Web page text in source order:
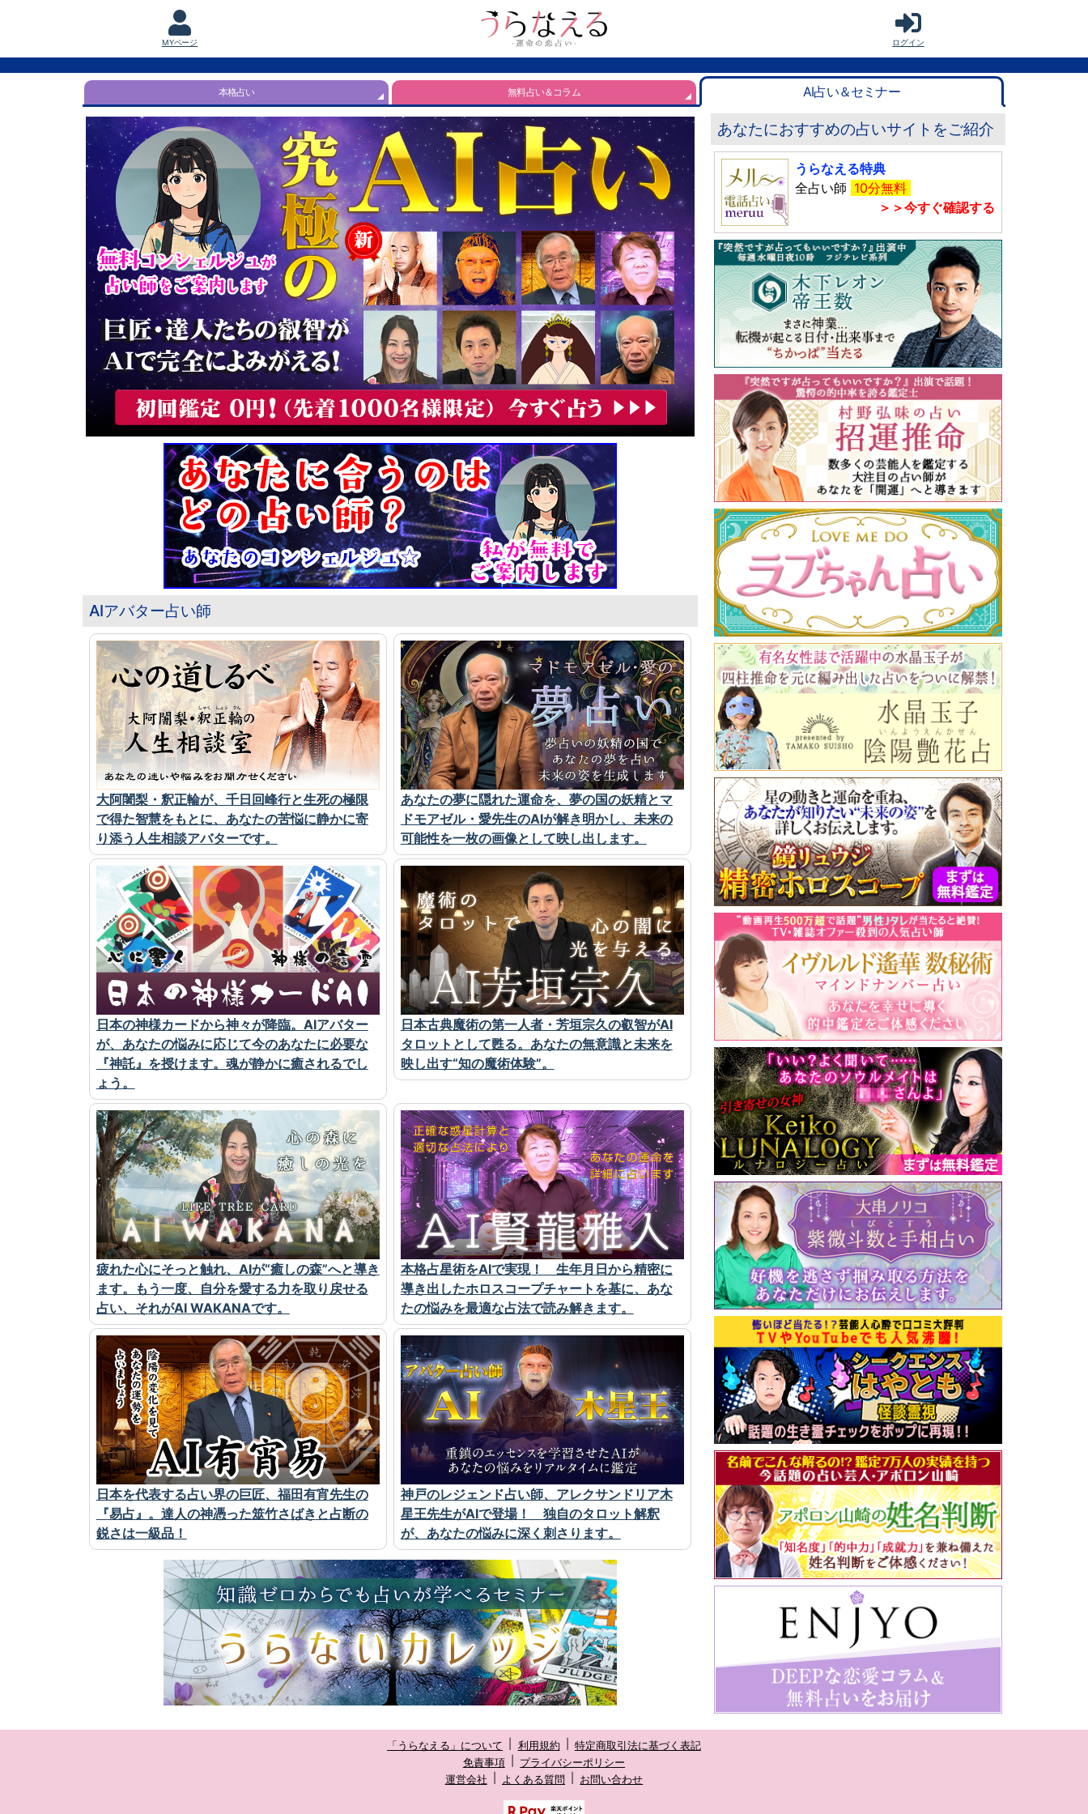
MYページ ログイン
本格占い 無料占い＆コラム AI占い＆セミナー
AIアバター占い師
大阿闍梨・釈正輪が、千日回峰行と生死の極限
で得た智慧をもとに、あなたの苦悩に静かに寄
り添う人生相談アバターです。
あなたの夢に隠れた運命を、夢の国の妖精とマ
ドモアゼル・愛先生のAIが解き明かし、未来の
可能性を一枚の画像として映し出します。
日本の神様カードから神々が降臨。AIアバター
が、あなたの悩みに応じて今のあなたに必要な
『神託』を授けます。魂が静かに癒されるでし
ょう。
日本古典魔術の第一人者・芳垣宗久の叡智がAI
タロットとして甦る。あなたの無意識と未来を
映し出す“知の魔術体験”。
疲れた心にそっと触れ、AIが“癒しの森”へと導き
ます。もう一度、自分を愛する力を取り戻せる
占い、それがAI WAKANAです。
本格占星術をAIで実現！ 生年月日から精密に
導き出したホロスコープチャートを基に、あな
たの悩みを最適な占法で読み解きます。
日本を代表する占い界の巨匠、福田有宵先生の
『易占』。達人の神憑った筮竹さばきと占断の
鋭さは一級品！
神戸のレジェンド占い師、アレクサンドリア木
星王先生がAIで登場！ 独自のタロット解釈
が、あなたの悩みに深く刺さります。
あなたにおすすめの占いサイトをご紹介
うらなえる特典
全占い師 10分無料
＞＞今すぐ確認する
「うらなえる」について 利用規約
特定商取引法に基づく表記
免責事項
プライバシーポリシー
運営会社
よくある質問 お問い合わせ